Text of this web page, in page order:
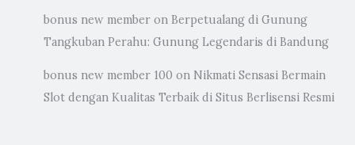
bonus new member on Berpetualang di Gunung
Tangkuban Perahu: Gunung Legendaris di Bandung
bonus new member 100 on Nikmati Sensasi Bermain
Slot dengan Kualitas Terbaik di Situs Berlisensi Resmi